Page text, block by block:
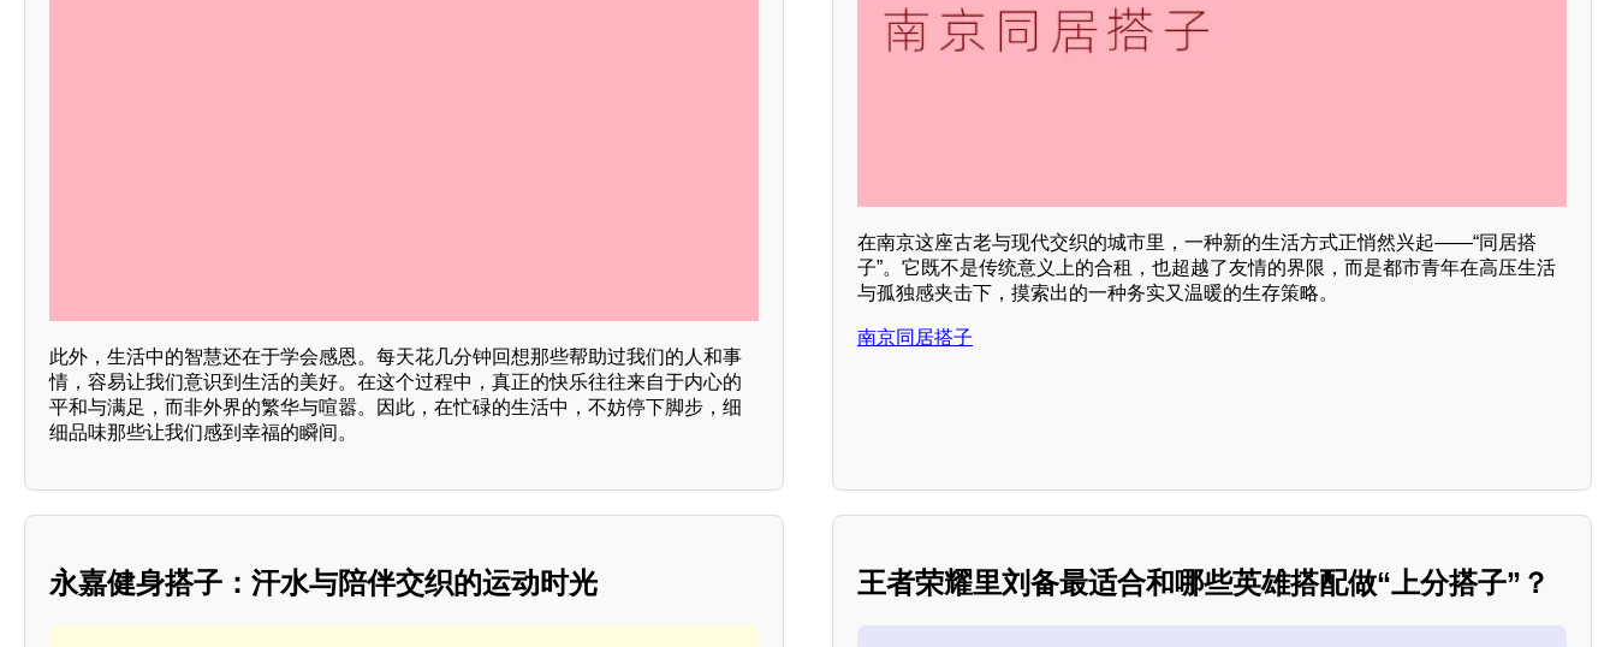
此外，生活中的智慧还在于学会感恩。每天花几分钟回想那些帮助过我们的人和事
情，容易让我们意识到生活的美好。在这个过程中，真正的快乐往往来自于内心的
平和与满足，而非外界的繁华与喧嚣。因此，在忙碌的生活中，不妨停下脚步，细
细品味那些让我们感到幸福的瞬间。
在南京这座古老与现代交织的城市里，一种新的生活方式正悄然兴起——“同居搭
子”。它既不是传统意义上的合租，也超越了友情的界限，而是都市青年在高压生活
与孤独感夹击下，摸索出的一种务实又温暖的生存策略。
南京同居搭子
永嘉健身搭子：汗水与陪伴交织的运动时光 王者荣耀里刘备最适合和哪些英雄搭配做“上分搭子”？